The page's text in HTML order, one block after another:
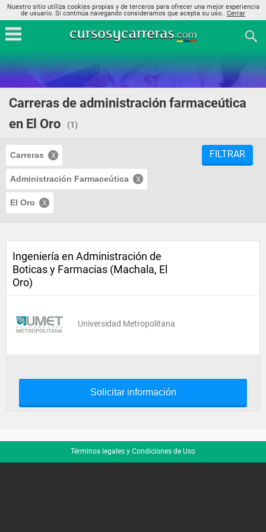
Nuestro sitio utiliza cookies propias y de terceros para ofrecer una mejor experiencia
de usuario. Si continúa navegando consideramos que acepta su uso.. Cerrar
Carreras de administración farmaceútica
en El Oro
(1)
Carreras
Administración Farmaceútica
El Oro
FILTRAR
Ingeniería en Administración de
Boticas y Farmacias (Machala, El
Oro)
Universidad Metropolitana
Solicitar información
Términos legales y Condiciones de Uso